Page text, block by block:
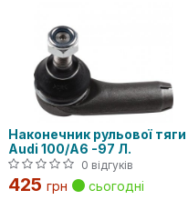
Наконечник рульової тяги
Audi 100/A6 -97 Л.
0 відгуків
425 грн сьогодні